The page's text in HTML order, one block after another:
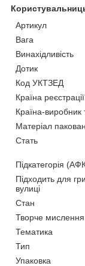
Артикул
Вага
Винахідливість
Дотик
Код УКТЗЕД
Країна
Країна-виробник
Матеріал
Стать
Підкатегорія
Підходить для
вулиці
Стан
Творче мислення
Тематика
Тип
Упаковка